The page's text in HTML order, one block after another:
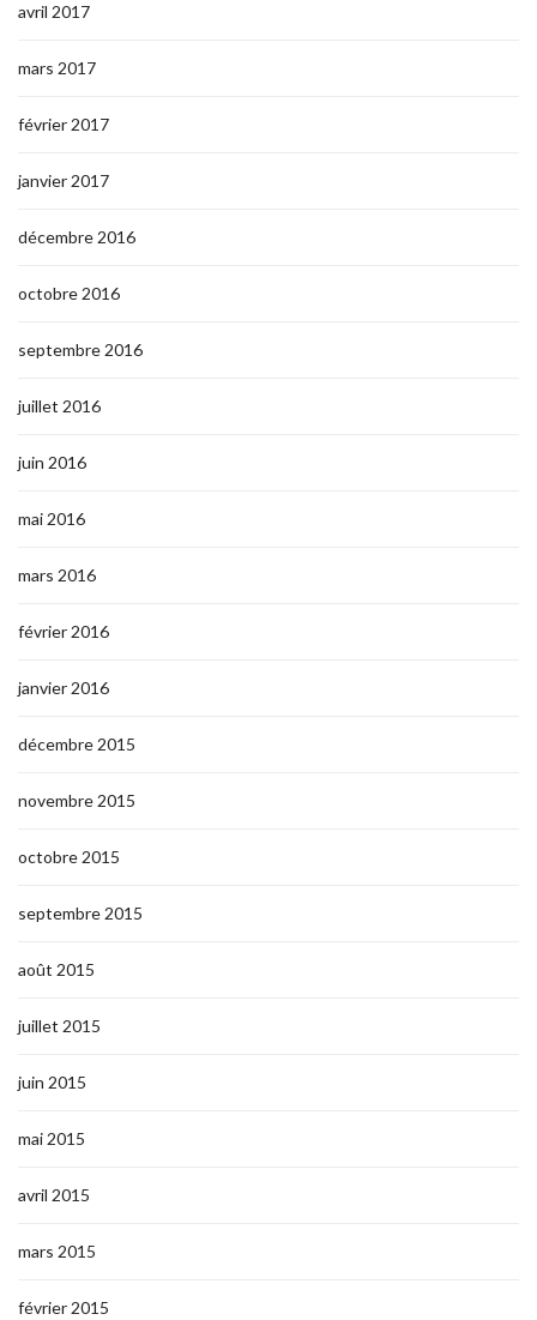
avril 2017
mars 2017
février 2017
janvier 2017
décembre 2016
octobre 2016
septembre 2016
juillet 2016
juin 2016
mai 2016
mars 2016
février 2016
janvier 2016
décembre 2015
novembre 2015
octobre 2015
septembre 2015
août 2015
juillet 2015
juin 2015
mai 2015
avril 2015
mars 2015
février 2015